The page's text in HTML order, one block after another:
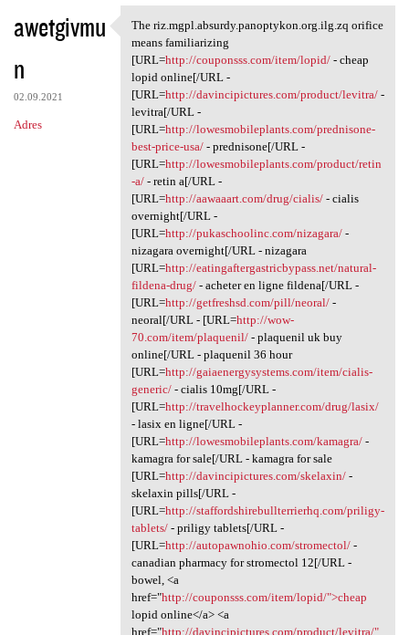
K
o
m
e
n
awetgivmu
n
02.09.2021
Adres
The riz.mgpl.absurdy
The riz.mgpl.absurdy.panoptykon.org.ilg.zq orifice
means familiarizing
[URL=http://couponsss.com/item/lopid/- cheap
lopid online[/URL -
[URL=http://davincipictures.com/product/levitra/-
levitra[/URL -
[URL=http://lowesmobileplants.com/prednisone-
best-price-usa/- prednisone[/URL -
[URL=http://lowesmobileplants.com/product/retin
-a/- retin a[/URL -
[URL=http://aawaaart.com/drug/cialis/- cialis
overnight[/URL -
[URL=http://pukaschoolinc.com/nizagara/-
nizagara overnight[/URL - nizagara
[URL=http://eatingaftergastricbypass.net/natural-
fildena-drug/- acheter en ligne fildena[/URL -
[URL=http://getfreshsd.com/pill/neoral/-
neoral[/URL - [URL=http://wow-
70.com/item/plaquenil/- plaquenil uk buy
online[/URL - plaquenil 36 hour
[URL=http://gaiaenergysystems.com/item/cialis-
generic/- cialis 10mg[/URL -
[URL=http://travelhockeyplanner.com/drug/lasix/
- lasix en ligne[/URL -
[URL=http://lowesmobileplants.com/kamagra/-
kamagra for sale[/URL - kamagra for sale
[URL=http://davincipictures.com/skelaxin/-
skelaxin pills[/URL -
[URL=http://staffordshirebullterrierhq.com/priligy-
tablets/- priligy tablets[/URL -
[URL=http://autopawnohio.com/stromectol/-
canadian pharmacy for stromectol 12[/URL -
bowel, <a
href="http://couponsss.com/item/lopid/">cheap
lopid online</a> <a
href="http://davincipictures.com/product/levitra/"